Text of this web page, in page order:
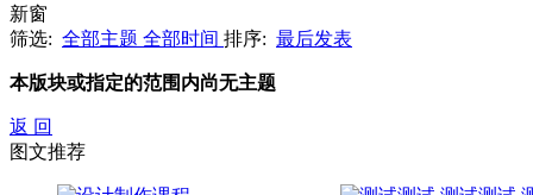
新窗
筛选: 全部主题 全部时间 排序: 最后发表
本版块或指定的范围内尚无主题
返 回
图文推荐